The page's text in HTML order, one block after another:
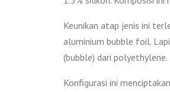
Keunikan atap jenis ini
aluminium bubble foil.
(bubble) dari polyethylene.
Konfigurasi ini